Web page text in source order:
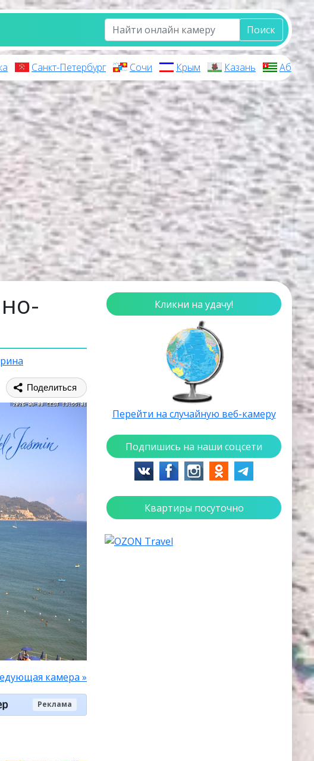
Поиск
Санкт-Петербург Сочи Крым Казань
Поделиться
камера »
Реклама
Кликни на удачу!
Перейти на случайную веб-камеру
Подпишись на наши соцсети
Квартиры посуточно